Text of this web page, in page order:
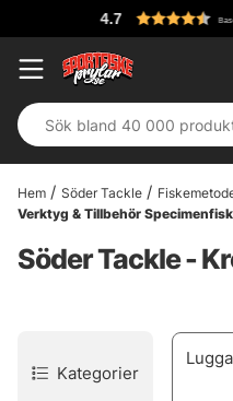
Baserat på
Hem Söder Tackle
Verktyg & Tillbehör
Söder Tackle -
Kategorier